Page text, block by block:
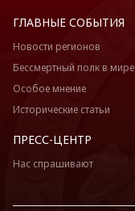
ГЛАВНЫЕ СОБЫТИЯ
Новости регионов
Бессмертный полк в мире
Особое мнение
Исторические статьи
ПРЕСС-ЦЕНТР
Нас спрашивают